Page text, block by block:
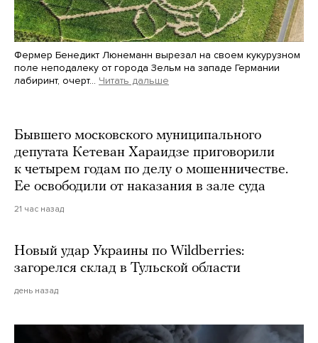
Фермер Бенедикт Люнеманн вырезал на своем кукурузном
поле неподалеку от города Зельм на западе Германии
лабиринт, очерт… Читать дальше
Бывшего московского муниципального
депутата Кетеван Хараидзе приговорили
к четырем годам по делу о мошенничестве.
Ее освободили от наказания в зале суда
21 час назад
Новый удар Украины по Wildberries:
загорелся склад в Тульской области
день назад